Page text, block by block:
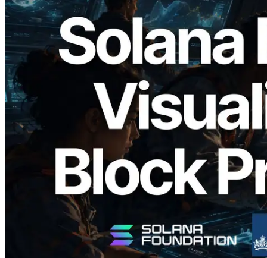
2026.05.24
Validators Solutions, Solana Block
Analyzer'ı Yayınladı — Slot Başına Blok
Üretim Süresi ve Görevli Doğrulayıcı
Görselleştirmesi
Bu makaleyi oku
Daha fazla yükle